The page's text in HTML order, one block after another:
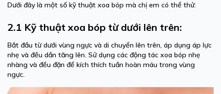
Dưới đây là một số kỹ thuật xoa bóp mà chị em có thể thử:
2.1 Kỹ thuật xoa bóp từ dưới lên trên:
Bắt đầu từ dưới vùng ngực và di chuyển lên trên, áp dụng áp lực
nhẹ và đều dần tăng lên. Sử dụng các động tác xoa bóp nhẹ
nhàng và đều đặn để kích thích tuần hoàn máu trong vùng
ngực.